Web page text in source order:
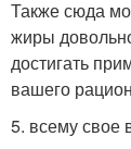
Также сюда
жиры
достигать
вашего
5. всему свое